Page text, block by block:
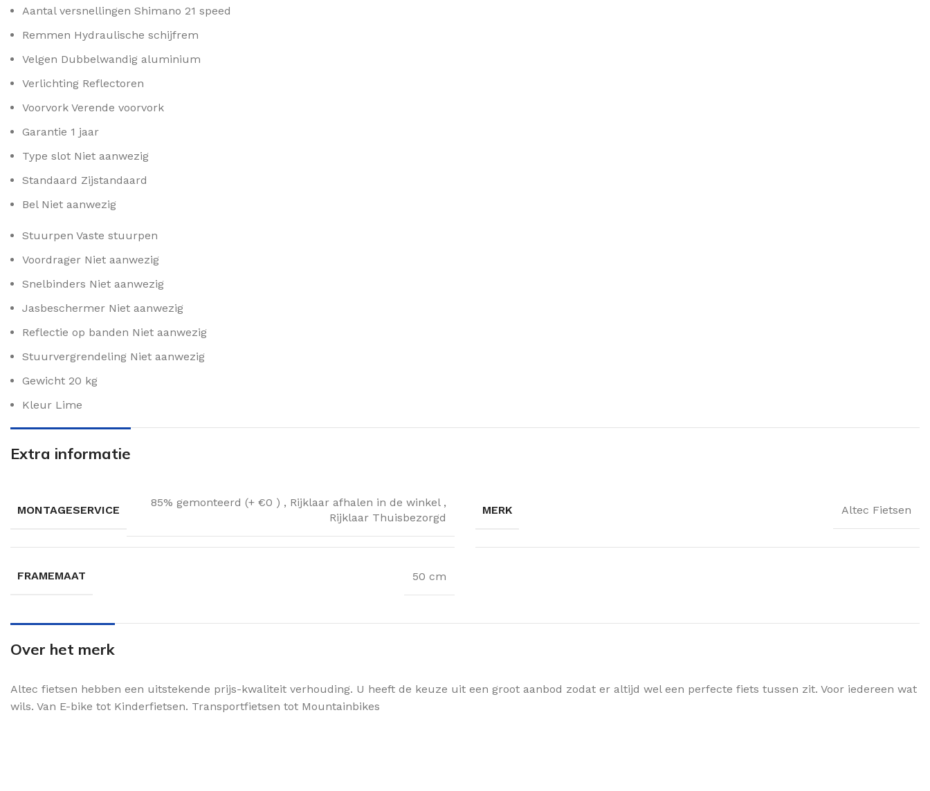
Aantal versnellingen Shimano 21 speed
Remmen Hydraulische schijfrem
Velgen Dubbelwandig aluminium
Verlichting Reflectoren
Voorvork Verende voorvork
Garantie 1 jaar
Type slot Niet aanwezig
Standaard Zijstandaard
Bel Niet aanwezig
Stuurpen Vaste stuurpen
Voordrager Niet aanwezig
Snelbinders Niet aanwezig
Jasbeschermer Niet aanwezig
Reflectie op banden Niet aanwezig
Stuurvergrendeling Niet aanwezig
Gewicht 20 kg
Kleur Lime
Extra informatie
MONTAGESERVICE
85% gemonteerd (+ €0 ) , Rijklaar afhalen in de winkel ,
Rijklaar Thuisbezorgd
MERK Altec Fietsen
FRAMEMAAT 50 cm
Over het merk
Altec fietsen hebben een uitstekende prijs-kwaliteit verhouding. U heeft de keuze uit een groot aanbod zodat er altijd wel een perfecte fiets tussen zit. Voor iedereen wat
wils. Van E-bike tot Kinderfietsen. Transportfietsen tot Mountainbikes